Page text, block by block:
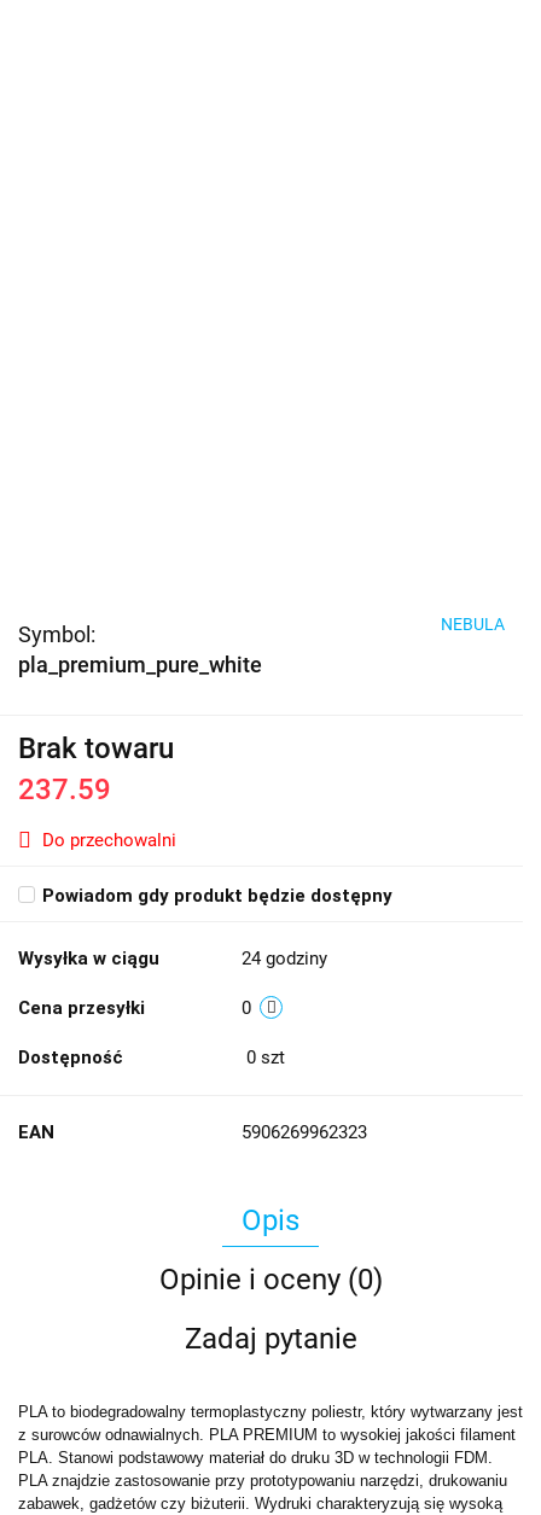
Symbol:
pla_premium_pure_white
NEBULA
Brak towaru
237.59
Do przechowalni
Powiadom gdy produkt będzie dostępny
Wysyłka w ciągu 24 godziny
Cena przesyłki 0
Dostępność 0 szt
EAN 5906269962323
Opis
Opinie i oceny (0)
Zadaj pytanie
PLA to biodegradowalny termoplastyczny poliestr, który wytwarzany jest
z surowców odnawialnych. PLA PREMIUM to wysokiej jakości filament
PLA. Stanowi podstawowy materiał do druku 3D w technologii FDM.
PLA znajdzie zastosowanie przy prototypowaniu narzędzi, drukowaniu
zabawek, gadżetów czy biżuterii. Wydruki charakteryzują się wysoką